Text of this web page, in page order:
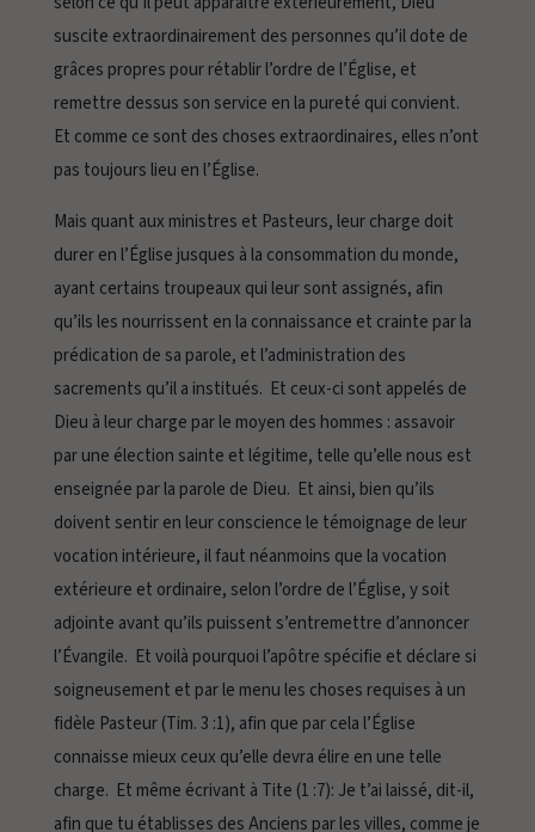
suscite extraordinairement des personnes qu’il dote de
grâces propres pour rétablir l’ordre de l’Église, et
remettre dessus son service en la pureté qui convient.
Et comme ce sont des choses extraordinaires, elles n’ont
pas toujours lieu en l’Église.
Mais quant aux ministres et Pasteurs, leur charge doit
durer en l’Église jusques à la consommation du monde,
ayant certains troupeaux qui leur sont assignés, afin
qu’ils les nourrissent en la connaissance et crainte par la
prédication de sa parole, et l’administration des
sacrements qu’il a institués. Et ceux-ci sont appelés de
Dieu à leur charge par le moyen des hommes : assavoir
par une élection sainte et légitime, telle qu’elle nous est
enseignée par la parole de Dieu. Et ainsi, bien qu’ils
doivent sentir en leur conscience le témoignage de leur
vocation intérieure, il faut néanmoins que la vocation
extérieure et ordinaire, selon l’ordre de l’Église, y soit
adjointe avant qu’ils puissent s’entremettre d’annoncer
l’Évangile. Et voilà pourquoi l’apôtre spécifie et déclare si
soigneusement et par le menu les choses requises à un
fidèle Pasteur (Tim. 3 :1), afin que par cela l’Église
connaisse mieux ceux qu’elle devra élire en une telle
charge. Et même écrivant à Tite (1 :7): Je t’ai laissé, dit-il,
afin que tu établisses des Anciens par les villes, comme je